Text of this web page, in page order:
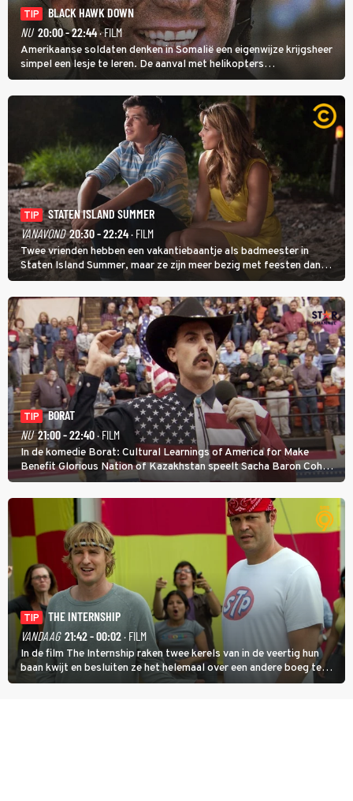
TIP
BLACK HAWK DOWN
NU 20:00 - 22:44· FILM
Amerikaanse soldaten denken in Somalië een eigenwijze krijgsheer
simpel een lesje te leren. De aanval met helikopters
verloopt in Black Hawk down dramatisch.
TIP
STATEN ISLAND SUMMER
VANAVOND 20:30 - 22:24· FILM
Twee vrienden hebben een vakantiebaantje als badmeester in
Staten Island Summer, maar ze zijn meer bezig met feesten dan
met werken.
TIP
BORAT
NU 21:00 - 22:40· FILM
In de komedie Borat: Cultural Learnings of America for Make
Benefit Glorious Nation of Kazakhstan speelt Sacha Baron Cohen
een Kazachse journalist die naar Amerika komt om een tv-
programma te maken.
TIP
THE INTERNSHIP
VANDAAG 21:42 - 00:02· FILM
In de film The Internship raken twee kerels van in de veertig hun
baan kwijt en besluiten ze het helemaal over een andere boeg te
gooien door als stagiair aan de slag te gaan bij Google.